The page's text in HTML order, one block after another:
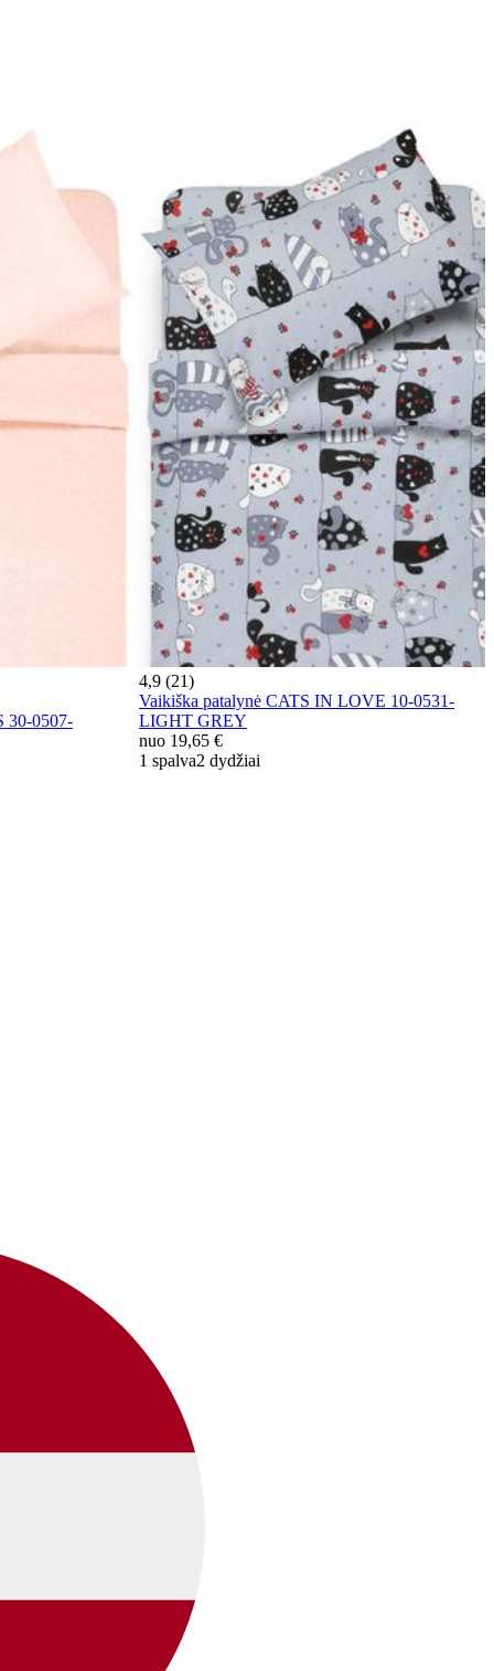
30-0507-
4,9 (21)
Vaikiška patalynė CATS IN LOVE 10-0531-
LIGHT GREY
nuo 19,65 €
1 spalva2 dydžiai